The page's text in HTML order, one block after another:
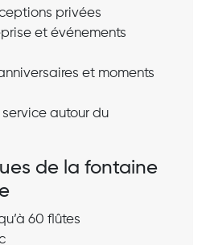
privées
et événements
et moments
autour du
de la fontaine
60 flûtes